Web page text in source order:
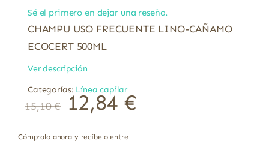
Sé el primero en dejar una reseña.
CHAMPU USO FRECUENTE LINO-CAÑAMO
ECOCERT 500ML
Ver descripción
Categorías: Línea capilar
15,10€ 12,84 €
Cómpralo ahora y recíbelo entre